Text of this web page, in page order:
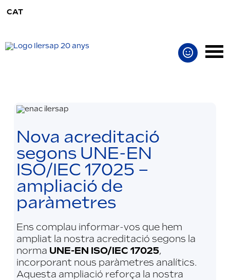
CAT
Nova acreditació
segons UNE-EN
ISO/IEC 17025 –
ampliació de
paràmetres
Ens complau informar-vos que hem
ampliat la nostra acreditació segons la
norma UNE-EN ISO/IEC 17025,
incorporant nous paràmetres analítics.
Aquesta ampliació reforça la nostra